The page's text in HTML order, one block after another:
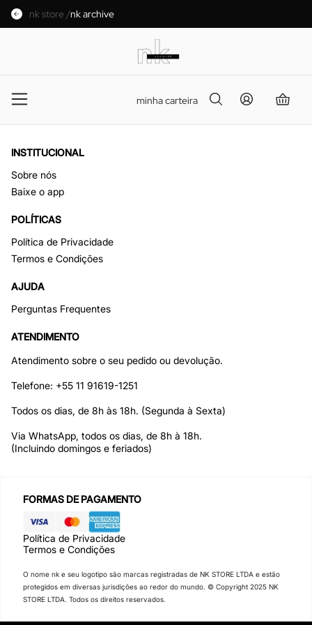
nk store /nk archive
minha carteira
INSTITUCIONAL
Sobre nós
Baixe o app
POLÍTICAS
Política de Privacidade
Termos e Condições
AJUDA
Perguntas Frequentes
ATENDIMENTO
Atendimento sobre o seu pedido ou devolução.
Telefone: +55 11 91619-1251
Todos os dias, de 8h às 18h. (Segunda à Sexta)
Via WhatsApp, todos os dias, de 8h à 18h.
(Incluindo domingos e feriados)
FORMAS DE PAGAMENTO
Política de Privacidade
Termos e Condições
O nome nk e seu logotipo são marcas registradas de NK STORE LTDA e estão
protegidos em diversas jurisdições ao redor do mundo. © Copyright 2025 NK
STORE LTDA. Todos os direitos reservados.